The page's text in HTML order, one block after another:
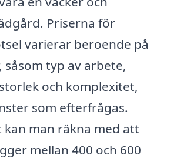
Priserna för
varierar beroende på
typ av arbete,
och komplexitet,
som efterfrågas.
kan man räkna med att
mellan 400 och 600